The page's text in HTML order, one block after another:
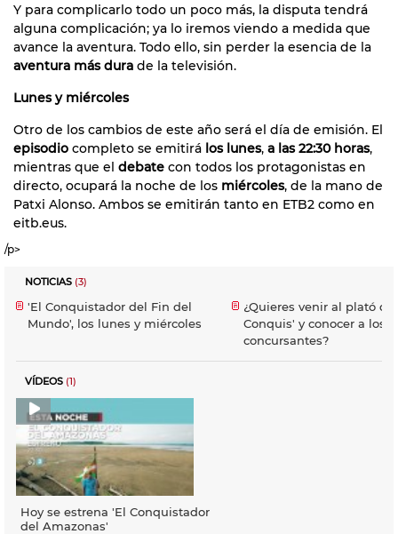
Y para complicarlo todo un poco más, la disputa tendrá
alguna complicación; ya lo iremos viendo a medida que
avance la aventura. Todo ello, sin perder la esencia de la
aventura más dura de la televisión.
Lunes y miércoles
Otro de los cambios de este año será el día de emisión. El
episodio completo se emitirá los lunes, a las 22:30 horas,
mientras que el debate con todos los protagonistas en
directo, ocupará la noche de los miércoles, de la mano de
Patxi Alonso. Ambos se emitirán tanto en ETB2 como en
eitb.eus.
/p>
NOTICIAS (3)
'El Conquistador del Fin del
Mundo', los lunes y miércoles
¿Quieres venir al plató de
Conquis' y conocer a los
concursantes?
VÍDEOS (1)
Hoy se estrena 'El Conquistador
del Amazonas'